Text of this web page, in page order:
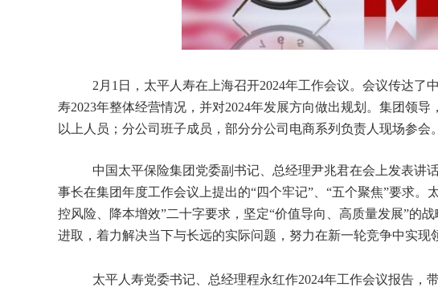
2月1日，太平人寿在上海召开2024年工作会议。会议传达了
寿2023年整体经营情况，并对2024年发展方向做出规划。 集团领导
以上人员；分公司班子成员，部分分公司电商系列负责人现场参会。
中国太平保险集团党委副书记、总经理尹兆君在会上发表讲
事长在集团年度工作会议上提出的“四个牢记”、“五个聚焦”要求
控风险、降本增效”二十字要求，坚定“价值导向、高质量发展”的
进取，着力解决当下与长远的实际问题，努力在新一轮竞争中实现
太平人寿党委书记、总经理程永红作2024年工作会议报告，